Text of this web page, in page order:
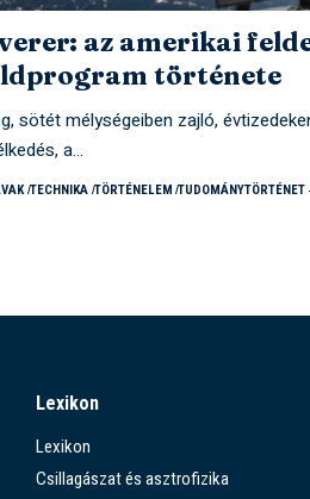
az amerikai
története
sötét mélységeiben zajló,
a…
TECHNIKA TÖRTÉNELEM TUDOMÁNYTÖRTÉNET
Lexikon
Lexikon
Csillagászat és asztrofizika